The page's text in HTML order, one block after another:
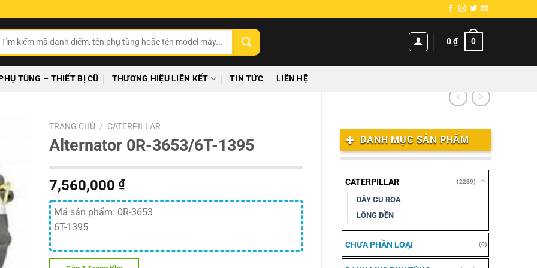
0₫ 0
TÙNG – THIẾT BỊ CŨ THƯƠNG HIỆU LIÊN KẾT TIN TỨC LIÊN HỆ
DANH MỤC SẢN PHẨM
CATERPILLAR (2239)
DÂY CU ROA
LÔNG ĐỀN
CHƯA PHẦN LOẠI (0)
TRANG CHỦ / CATERPILLAR
Alternator 0R-3653/6T-1395
7,560,000₫
Mã sản phẩm: 0R-3653
6T-1395